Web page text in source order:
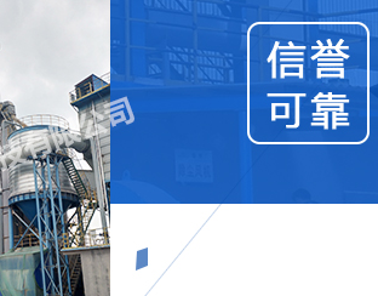
石灰窑电子称量设备
智能料位计
智能主令控制器
1